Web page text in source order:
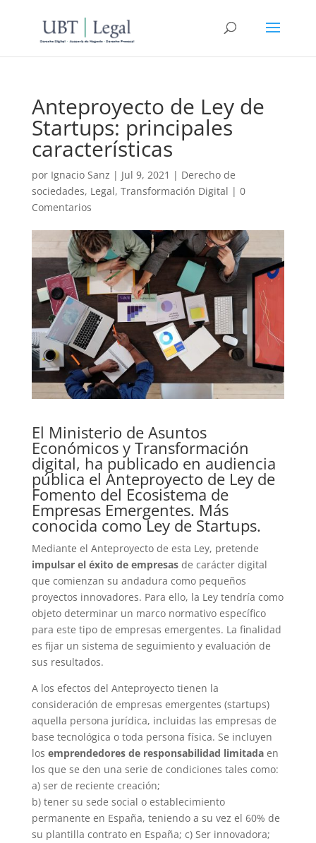
Anteproyecto de Ley de
Startups: principales
características
por Ignacio Sanz | Jul 9, 2021 | Derecho de
sociedades, Legal, Transformación Digital | 0
Comentarios
El Ministerio de Asuntos
Económicos y Transformación
digital, ha publicado en audiencia
pública el Anteproyecto de Ley de
Fomento del Ecosistema de
Empresas Emergentes. Más
conocida como Ley de Startups.
Mediante el Anteproyecto de esta Ley, pretende
impulsar el éxito de empresasde carácter digital
que comienzan su andadura como pequeños
proyectos innovadores. Para ello, la Ley tendría como
objeto determinar un marco normativo específico
para este tipo de empresas emergentes. La finalidad
es fijar un sistema de seguimiento y evaluación de
sus resultados.
A los efectos del Anteproyecto tienen la
consideración de empresas emergentes (startups)
aquella persona jurídica, incluidas las empresas de
base tecnológica o toda persona física. Se incluyen
los emprendedores de responsabilidad limitadaen
los que se den una serie de condiciones tales como:
a) ser de reciente creación;
b) tener su sede social o establecimiento
permanente en España, teniendo a su vez el 60% de
su plantilla contrato en España; c) Ser innovadora;